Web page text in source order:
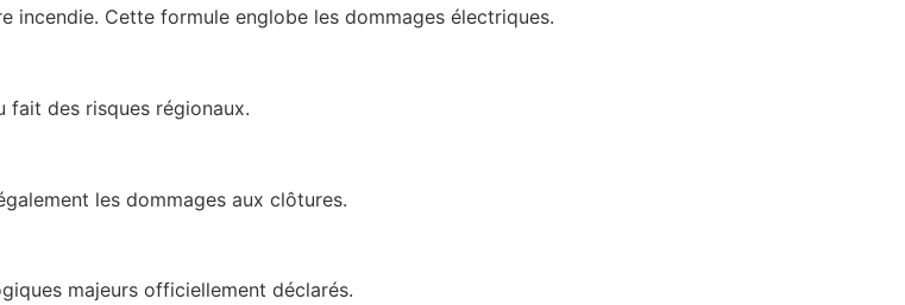
incendie. Cette formule englobe les dommages électriques.
fait des risques régionaux.
les dommages aux clôtures.
majeurs officiellement déclarés.